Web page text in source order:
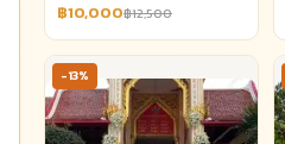
฿10,000฿12,500
-13%